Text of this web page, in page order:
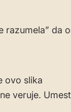
razumela” da
ovo slika
veruje.